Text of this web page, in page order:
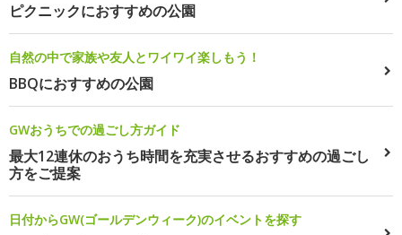
ピクニックにおすすめの公園
自然の中で家族や友人とワイワイ楽しもう！
BBQにおすすめの公園
GWおうちでの過ごし方ガイド
最大12連休のおうち時間を充実させるおすすめの過ごし
方をご提案
日付からGW(ゴールデンウィーク)のイベントを探す